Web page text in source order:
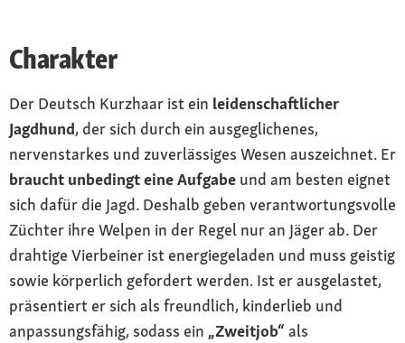
Charakter
Der Deutsch Kurzhaar ist ein leidenschaftlicher
Jagdhund, der sich durch ein ausgeglichenes,
nervenstarkes und zuverlässiges Wesen auszeichnet. Er
braucht unbedingt eine Aufgabe und am besten eignet
sich dafür die Jagd. Deshalb geben verantwortungsvolle
Züchter ihre Welpen in der Regel nur an Jäger ab. Der
drahtige Vierbeiner ist energiegeladen und muss geistig
sowie körperlich gefordert werden. Ist er ausgelastet,
präsentiert er sich als freundlich, kinderlieb und
anpassungsfähig, sodass ein „Zweitjob“ als